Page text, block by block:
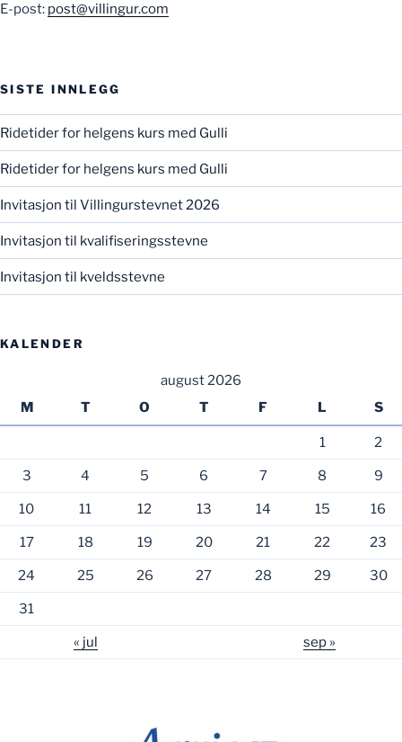
E-post: post@villingur.com
SISTE INNLEGG
Ridetider for helgens kurs med Gulli
Ridetider for helgens kurs med Gulli
Invitasjon til Villingurstevnet 2026
Invitasjon til kvalifiseringsstevne
Invitasjon til kveldsstevne
KALENDER
august 2026
M
T O T F L S
1 2
3 4 5 6 7 8 9
10 11 12 13 14 15 16
17 18 19 20 21 22 23
24 25 26 27 28 29 30
31
« jul sep »